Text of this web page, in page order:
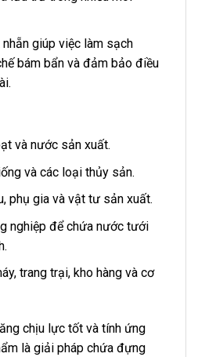
nhẵn giúp việc làm sạch
bám bẩn và đảm bảo điều
và nước sản xuất.
và các loại thủy sản.
phụ gia và vật tư sản xuất.
nghiệp để chứa nước tưới
trang trại, kho hàng và cơ
chịu lực tốt và tính ứng
là giải pháp chứa đựng